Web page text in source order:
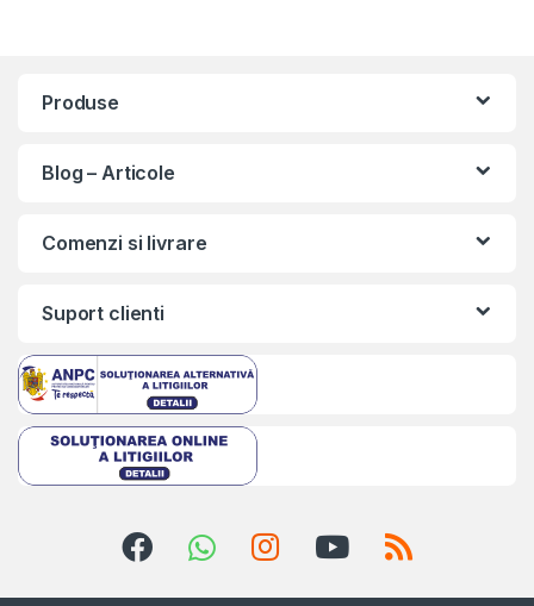
Produse
Blog – Articole
Comenzi si livrare
Suport clienti